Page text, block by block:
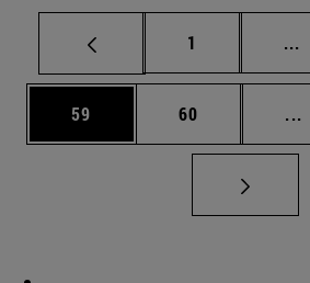
Página
1 ...
Página
59 Página
60 ...